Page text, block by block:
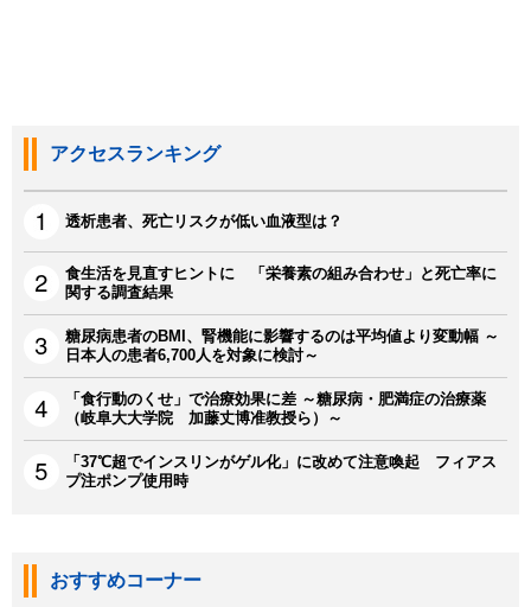
アクセスランキング
透析患者、死亡リスクが低い血液型は？
食生活を見直すヒントに 「栄養素の組み合わせ」と死亡率に
関する調査結果
糖尿病患者のBMI、腎機能に影響するのは平均値より変動幅 ～
日本人の患者6,700人を対象に検討～
「食行動のくせ」で治療効果に差 ～糖尿病・肥満症の治療薬
（岐阜大大学院 加藤丈博准教授ら）～
「37℃超でインスリンがゲル化」に改めて注意喚起 フィアス
プ注ポンプ使用時
おすすめコーナー